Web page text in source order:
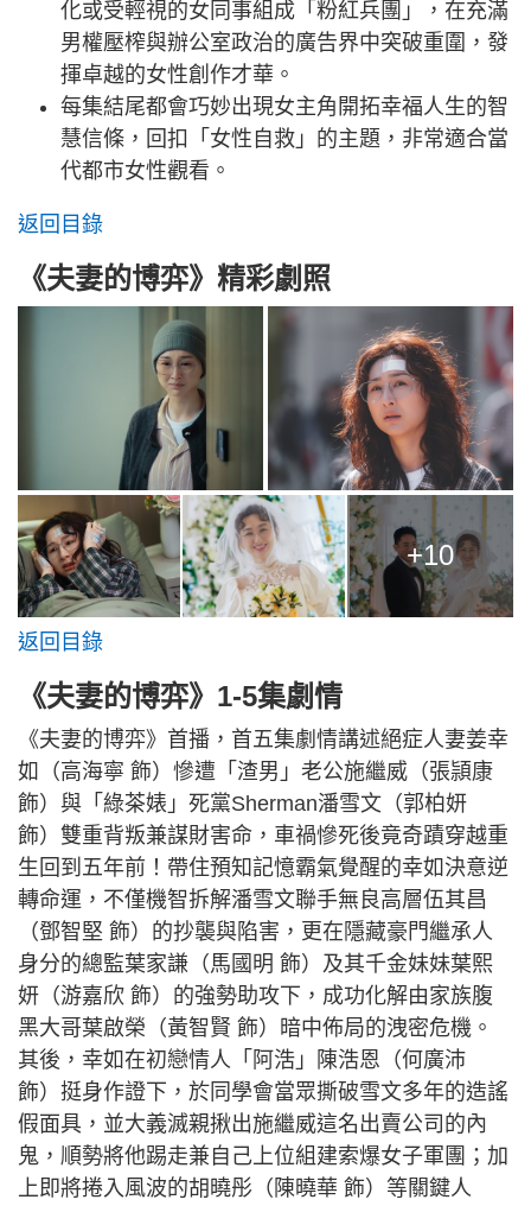
化或受輕視的女同事組成「粉紅兵團」，在充滿
男權壓榨與辦公室政治的廣告界中突破重圍，發
揮卓越的女性創作才華。
每集結尾都會巧妙出現女主角開拓幸福人生的智
慧信條，回扣「女性自救」的主題，非常適合當
代都市女性觀看。
返回目錄
《夫妻的博弈》精彩劇照
+10
返回目錄
《夫妻的博弈》1-5集劇情
《夫妻的博弈》首播，首五集劇情講述絕症人妻姜幸
如（高海寧 飾）慘遭「渣男」老公施繼威（張頴康
飾）與「綠茶婊」死黨Sherman潘雪文（郭柏妍
飾）雙重背叛兼謀財害命，車禍慘死後竟奇蹟穿越重
生回到五年前！帶住預知記憶霸氣覺醒的幸如決意逆
轉命運，不僅機智拆解潘雪文聯手無良高層伍其昌
（鄧智堅 飾）的抄襲與陷害，更在隱藏豪門繼承人
身分的總監葉家謙（馬國明 飾）及其千金妹妹葉熙
妍（游嘉欣 飾）的強勢助攻下，成功化解由家族腹
黑大哥葉啟榮（黃智賢 飾）暗中佈局的洩密危機。
其後，幸如在初戀情人「阿浩」陳浩恩（何廣沛
飾）挺身作證下，於同學會當眾撕破雪文多年的造謠
假面具，並大義滅親揪出施繼威這名出賣公司的內
鬼，順勢將他踢走兼自己上位組建索爆女子軍團；加
上即將捲入風波的胡曉彤（陳曉華 飾）等關鍵人